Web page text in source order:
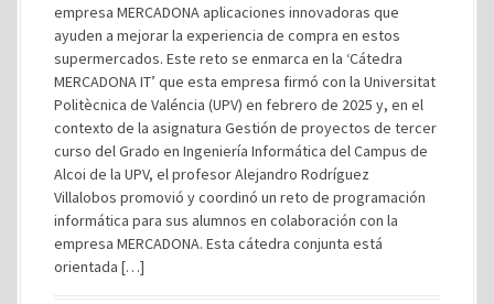
empresa MERCADONA aplicaciones innovadoras que
ayuden a mejorar la experiencia de compra en estos
supermercados. Este reto se enmarca en la ‘Cátedra
MERCADONA IT’ que esta empresa firmó con la Universitat
Politècnica de Valéncia (UPV) en febrero de 2025 y, en el
contexto de la asignatura Gestión de proyectos de tercer
curso del Grado en Ingeniería Informática del Campus de
Alcoi de la UPV, el profesor Alejandro Rodríguez
Villalobos promovió y coordinó un reto de programación
informática para sus alumnos en colaboración con la
empresa MERCADONA. Esta cátedra conjunta está
orientada […]